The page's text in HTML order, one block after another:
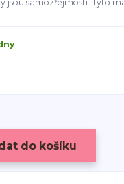
jsou samozřejmostí. Tyto
do košíku